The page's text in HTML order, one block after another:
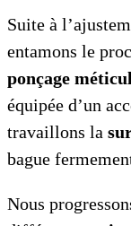
Suite à
entamons le
ponçage
équipée d’un
travaillons la
bague
Nous